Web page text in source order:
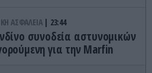
ΑΣΦΑΛΕΙΑ 23:44
συνοδεία αστυνομικών
για την Marfin